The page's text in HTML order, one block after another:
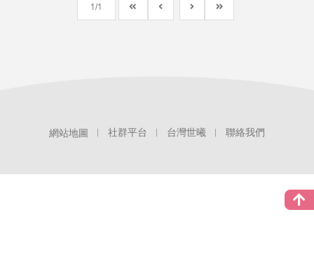
1 1
網站地圖 社群平台 台灣世曦 聯絡我們